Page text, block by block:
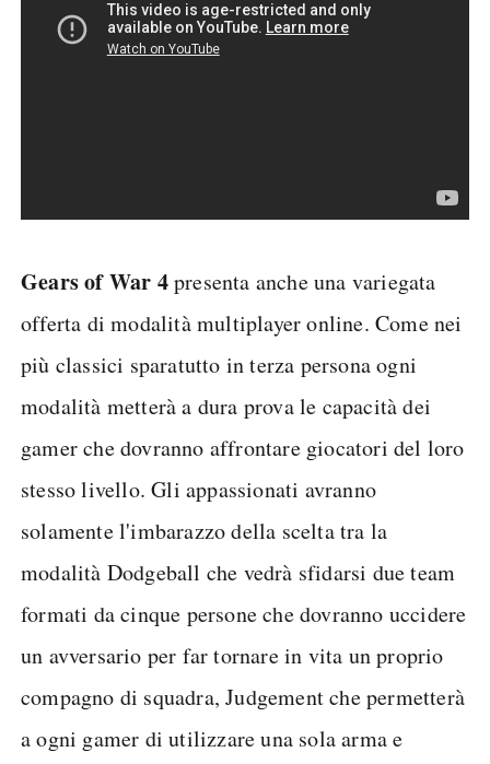
Gears of War 4presenta anche una variegata
offerta di modalità multiplayer online. Come nei
più classici sparatutto in terza persona ogni
modalità metterà a dura prova le capacità dei
gamer che dovranno affrontare giocatori del loro
stesso livello. Gli appassionati avranno
solamente l'imbarazzo della scelta tra la
modalità Dodgeball che vedrà sfidarsi due team
formati da cinque persone che dovranno uccidere
un avversario per far tornare in vita un proprio
compagno di squadra, Judgement che permetterà
a ogni gamer di utilizzare una sola arma e